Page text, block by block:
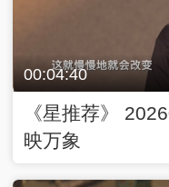
00:04:40
《星推荐》
映万象